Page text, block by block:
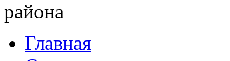
района
Главная